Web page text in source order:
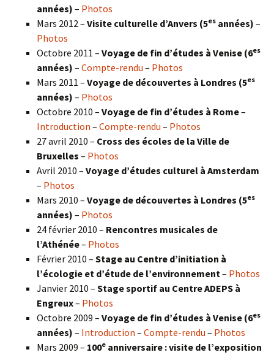
années) – Photos
Mars 2012 – Visite culturelle d’Anvers (5es années) –
Photos
Octobre 2011 – Voyage de fin d’études à Venise (6es
années) – Compte-rendu – Photos
Mars 2011 – Voyage de découvertes à Londres (5es
années) – Photos
Octobre 2010 – Voyage de fin d’études à Rome–
Introduction – Compte-rendu – Photos
27 avril 2010 – Cross des écoles de la Ville de
Bruxelles – Photos
Avril 2010 – Voyage d’études culturel à Amsterdam
– Photos
Mars 2010 – Voyage de découvertes à Londres (5es
années) – Photos
24 février 2010 – Rencontres musicales de
l’Athénée– Photos
Février 2010 – Stage au Centre d’initiation à
l’écologie et d’étude de l’environnement– Photos
Janvier 2010 – Stage sportif au Centre ADEPS à
Engreux– Photos
Octobre 2009 – Voyage de fin d’études à Venise (6es
années) – Introduction – Compte-rendu – Photos
Mars 2009 – 100e anniversaire : visite de l’exposition